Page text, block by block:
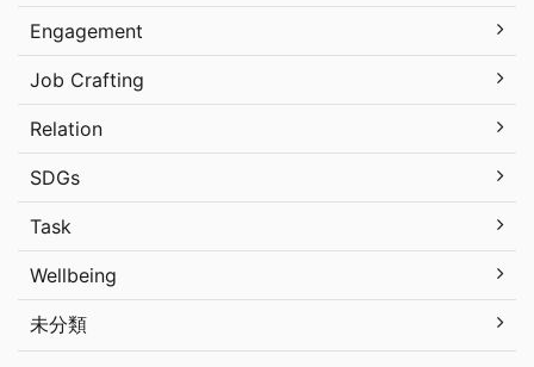
Engagement
Job Crafting
Relation
SDGs
Task
Wellbeing
未分類